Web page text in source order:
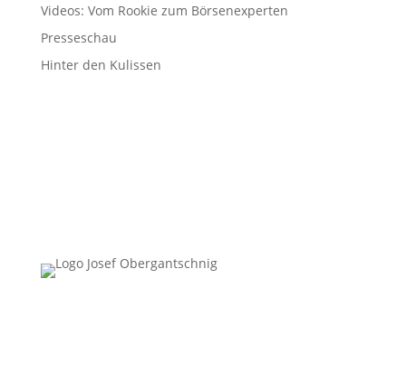
Videos: Vom Rookie zum Börsenexperten
Presseschau
Hinter den Kulissen